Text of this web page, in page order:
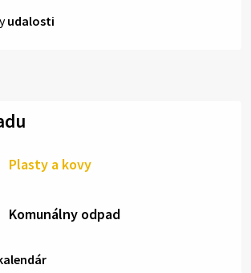
udalosti
Plasty a kovy
Komunálny odpad